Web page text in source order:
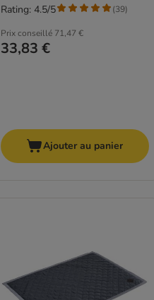
Prix conseillé 71,47 €
33,83 €
Rating: 4.5/5 (39)
Ajouter au panier